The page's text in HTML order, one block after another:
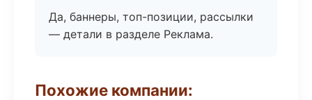
Да, баннеры, топ-позиции, рассылки
— детали в разделе Реклама.
Похожие компании: